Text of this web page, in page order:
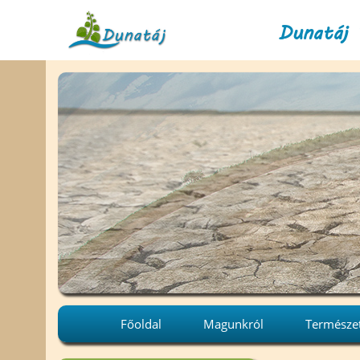
Dunatáj
Főoldal Magunkról